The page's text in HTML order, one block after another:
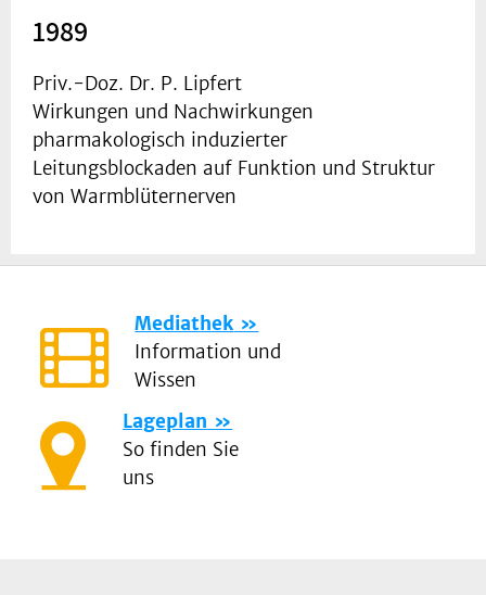
1989
Priv.-Doz. Dr. P. Lipfert
Wirkungen und Nachwirkungen
pharmakologisch induzierter
Leitungsblockaden auf Funktion und Struktur
von Warmblüternerven
Mediathek
Information und
Wissen
Lageplan
So finden Sie
uns